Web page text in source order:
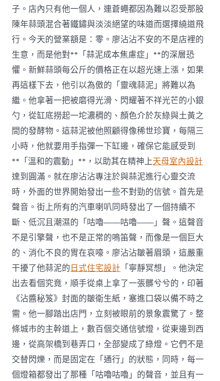
子。店內只有他一個人，連蒼蠅都因為難以忍受那股
陳年蒜頭混合著鐵鏽與淡淡絕望的味道而選擇繞道飛
行。今天的營業額是：零。廖沾沾不安的不是店裡的
生意，而是他對**「蒜泥成本焦慮症」**的深層恐
懼。新鮮蒜頭每公斤的價格正在以超光速上漲，如果
再這樣下去，他引以為傲的「靈魂蒜泥」將難以為
繼。他拿著一把被磨得光滑、閃耀著不祥光芒的小銀
勺，從缸底撈起一坨濃稠的、顏色介於灰綠與土黃之
間的發酵物。這蒜泥被他照顧得像稀世珍寶，每隔三
小時，他就要用手指彈一下缸邊，確保它能感受到
**「溫和的震動」**，以助其在精神上天母室內設計
達到圓滿。就在廖沾沾專注於與蒜泥進行心靈交流
時，外面的世界開始發出一些不對勁的信號。首先是
聲音。街上所有的汽車喇叭同時發出了一個持續不
斷、低沉且潮濕的「咕嚕——咕嚕——」聲。這聲音
不是引擎聲，也不是正常的鳴笛聲，而像是一個巨大
的、消化不良的胃在哀嚎。廖沾沾皺著眉頭，這嚴重
干擾了他蒜泥的日式住宅設計 「寧靜冥想」。他決定
出去看個究竟，順手從桌上拿了一張髒兮兮的，印著
《沾醬秘笈》封面的皺衛生紙，塞進口袋以備不時之
需。他一腳踏出店門，立刻被眼前的景象震驚了。整
條城市的主幹道上，數百個交通信號燈，從東邊到西
邊，從高架橋到巷弄口，全部變成了綠燈。它們不是
交替閃爍，而是固定在「通行」的狀態，同時，每一
個燈箱都發出了那種「咕嚕咕嚕」的聲音，並且有一